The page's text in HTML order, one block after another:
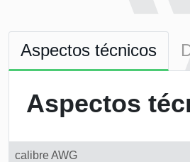
Aspectos técnicos
Aspectos
calibre AWG